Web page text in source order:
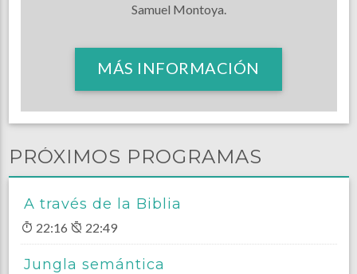
Samuel Montoya.
MÁS INFORMACIÓN
PRÓXIMOS PROGRAMAS
A través de la Biblia
22:16 22:49
Jungla semántica